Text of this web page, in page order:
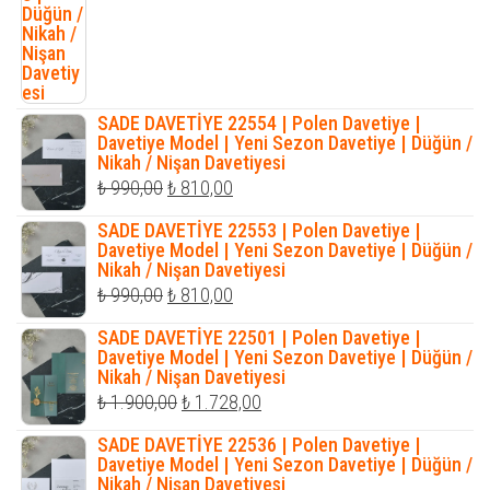
SADE DAVETİYE 22554 | Polen Davetiye |
Davetiye Model | Yeni Sezon Davetiye | Düğün /
Nikah / Nişan Davetiyesi
₺990,00Orijinal
fiyat:
₺ 990,00.
₺ 810,00
andaki
fiyat:
₺ 810,00.
SADE DAVETİYE 22553 | Polen Davetiye |
Davetiye Model | Yeni Sezon Davetiye | Düğün /
Nikah / Nişan Davetiyesi
₺990,00Orijinal
fiyat:
₺ 990,00.
₺ 810,00
andaki
fiyat:
₺ 810,00.
SADE DAVETİYE 22501 | Polen Davetiye |
Davetiye Model | Yeni Sezon Davetiye | Düğün /
Nikah / Nişan Davetiyesi
₺1.900,00Orijinal
fiyat:
₺ 1.900,00.
₺ 1.728,00
andaki
fiyat:
SADE DAVETİYE 22536 | Polen Davetiye |
Davetiye Model | Yeni Sezon Davetiye | Düğün /
Nikah / Nişan Davetiyesi